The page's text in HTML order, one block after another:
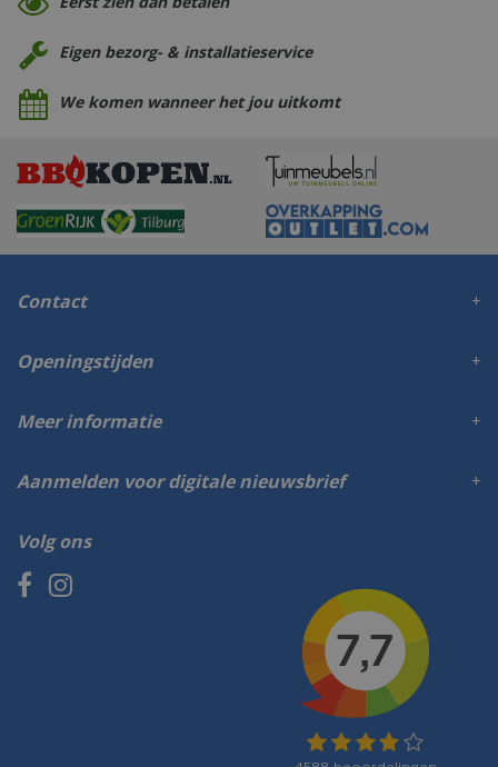
Eigen bezorg- & installatieservice
We komen wanneer het jou uitkomt
Contact
Volg ons
Openingstijden
Meer informatie
Aanmelden voor digitale nieuwsbrief